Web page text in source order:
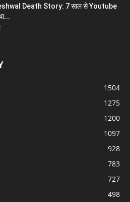
Death Story: 7 साल से Youtube
1504
1275
1200
1097
928
783
727
498